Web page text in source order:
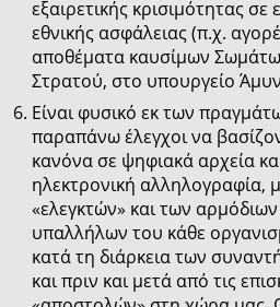
εξαιρετικής κρισιμότητας σε
εθνικής ασφάλειας (π.χ.
αποθέματα καυσίμων
Στρατού, στο υπουργείο
Είναι φυσικό εκ των
παραπάνω έλεγχοι να
κανόνα σε ψηφιακά αρχεία
ηλεκτρονική αλληλογραφία,
«ελεγκτών» και των αρμόδιων
υπαλλήλων του κάθε
κατά τη διάρκεια των
και πριν και μετά από τις